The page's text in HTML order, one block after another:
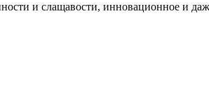
и слащавости, инновационное и